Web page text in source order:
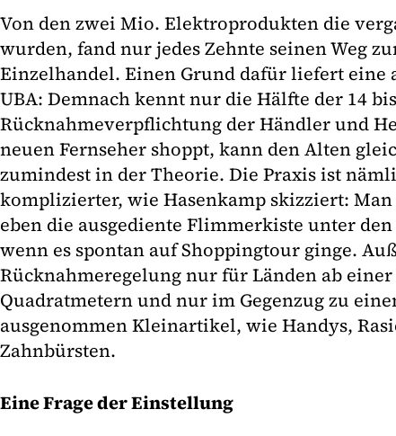
Von den zwei Mio. Elektroprodukten die
wurden, fand nur jedes Zehnte seinen Weg
Einzelhandel. Einen Grund dafür liefert eine
UBA: Demnach kennt nur die Hälfte der 14
Rücknahmeverpflichtung der Händler und
neuen Fernseher shoppt, kann den Alten
zumindest in der Theorie. Die Praxis ist
komplizierter, wie Hasenkamp skizziert:
eben die ausgediente Flimmerkiste unter
wenn es spontan auf Shoppingtour ginge.
Rücknahmeregelung nur für Länden ab einer
Quadratmetern und nur im Gegenzug zu
ausgenommen Kleinartikel, wie Handys,
Zahnbürsten.
Eine Frage der Einstellung